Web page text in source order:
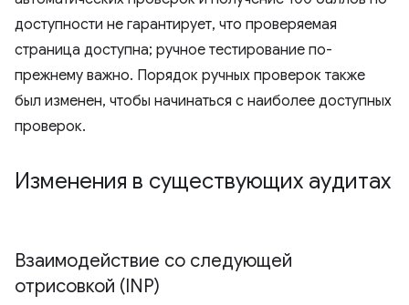
доступности не гарантирует, что проверяемая
страница доступна; ручное тестирование по-
прежнему важно. Порядок ручных проверок также
был изменен, чтобы начинаться с наиболее доступных
проверок.
Изменения в существующих аудитах
Взаимодействие со следующей
отрисовкой (INP)